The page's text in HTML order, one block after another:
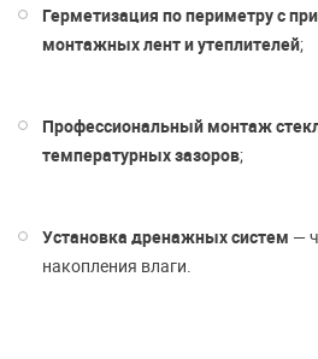
Герметизация по периметру с
монтажных лент и утеплителей;
Профессиональный монтаж
температурных зазоров;
Установка дренажных систем —
накопления влаги.